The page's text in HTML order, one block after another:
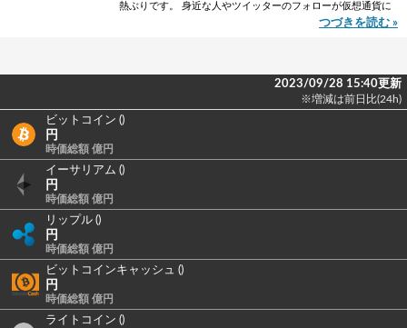
熱ぶりです。 身近な人やツイッターのフォローが仮想通貨に
ついて触れる機会が増えてきて、自分もビットコインを購入
してみようと思う方も少なくないでしょう。 また、ビッ …
つづきを読む »
2023/09/28 15:40更新
※増減は前日比(24h)
ビットコイン ()
円
時価総額 億円
イーサリアム ()
円
時価総額 億円
リップル ()
円
時価総額 億円
ビットコインキャッシュ ()
円
時価総額 億円
ライトコイン ()